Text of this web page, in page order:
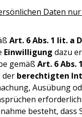
Daten
Art. 6 Abs. 1 lit. a
Einwilligung dazu
gemäß Art. 6 Abs.
der berechtigten
Ausübung
besteht, dass